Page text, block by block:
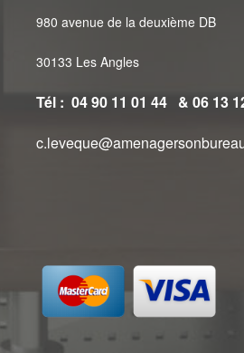
980 avenue de la deuxième DB
30133 Les Angles
Tél : 04 90 11 01 44 & 06 13